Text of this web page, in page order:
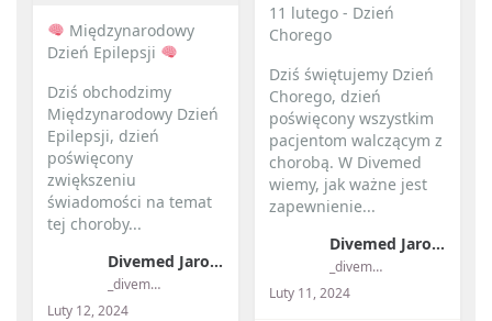
Międzynarodowy
Dzień Epilepsji
Dziś obchodzimy
Międzynarodowy Dzień
Epilepsji, dzień
poświęcony
zwiększeniu
świadomości na temat
tej choroby...
Divemed Jarosław Przybylski
_divemed_
Luty 12, 2024
11 lutego - Dzień
Chorego
Dziś świętujemy Dzień
Chorego, dzień
poświęcony wszystkim
pacjentom walczącym z
chorobą. W Divemed
wiemy, jak ważne jest
zapewnienie...
Divemed Jarosław Przybylski
_divemed_
Luty 11, 2024